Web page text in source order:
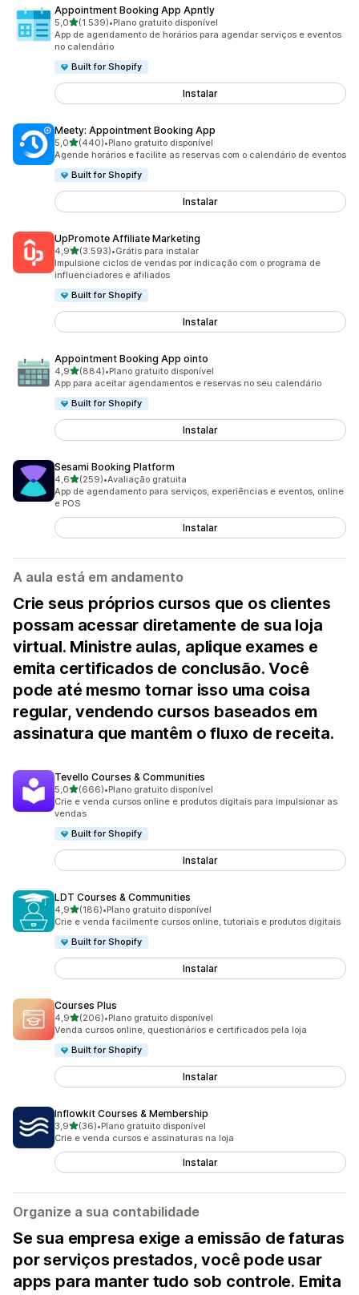
Appointment Booking App Apntly
5,0de 5 estrelas
(1.539)
1539 avaliações ao todo
•Plano gratuito disponível
App de agendamento de horários para agendar serviços e eventos
no calendário
Built for Shopify
Instalar
Meety: Appointment Booking App
5,0de 5 estrelas
(440)
440 avaliações ao todo
•Plano gratuito disponível
Agende horários e facilite as reservas com o calendário de eventos
Built for Shopify
Instalar
UpPromote Affiliate Marketing
4,9de 5 estrelas
(3.593)
3593 avaliações ao todo
•Grátis para instalar
Impulsione ciclos de vendas por indicação com o programa de
influenciadores e afiliados
Built for Shopify
Instalar
Appointment Booking App ointo
4,9de 5 estrelas
(884)
884 avaliações ao todo
•Plano gratuito disponível
App para aceitar agendamentos e reservas no seu calendário
Built for Shopify
Instalar
Sesami Booking Platform
4,6de 5 estrelas
(259)
259 avaliações ao todo
•Avaliação gratuita
App de agendamento para serviços, experiências e eventos, online
e POS
Instalar
A aula está em andamento
Crie seus próprios cursos que os clientes
possam acessar diretamente de sua loja
virtual. Ministre aulas, aplique exames e
emita certificados de conclusão. Você
pode até mesmo tornar isso uma coisa
regular, vendendo cursos baseados em
assinatura que mantêm o fluxo de receita.
Tevello Courses & Communities
5,0de 5 estrelas
(666)
666 avaliações ao todo
•Plano gratuito disponível
Crie e venda cursos online e produtos digitais para impulsionar as
vendas
Built for Shopify
Instalar
LDT Courses & Communities
4,9de 5 estrelas
(186)
186 avaliações ao todo
•Plano gratuito disponível
Crie e venda facilmente cursos online, tutoriais e produtos digitais
Built for Shopify
Instalar
Courses Plus
4,9de 5 estrelas
(206)
206 avaliações ao todo
•Plano gratuito disponível
Venda cursos online, questionários e certificados pela loja
Built for Shopify
Instalar
Inflowkit Courses & Membership
3,9de 5 estrelas
(36)
36 avaliações ao todo
•Plano gratuito disponível
Crie e venda cursos e assinaturas na loja
Instalar
Organize a sua contabilidade
Se sua empresa exige a emissão de faturas
por serviços prestados, você pode usar
apps para manter tudo sob controle. Emita